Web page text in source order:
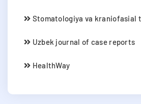
Stomatologiya va kraniofasial
Uzbek journal of case reports
HealthWay